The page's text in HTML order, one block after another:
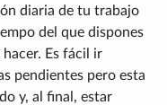
diaria de tu trabajo
del que dispones
Es fácil ir
pendientes pero esta
y, al final, estar